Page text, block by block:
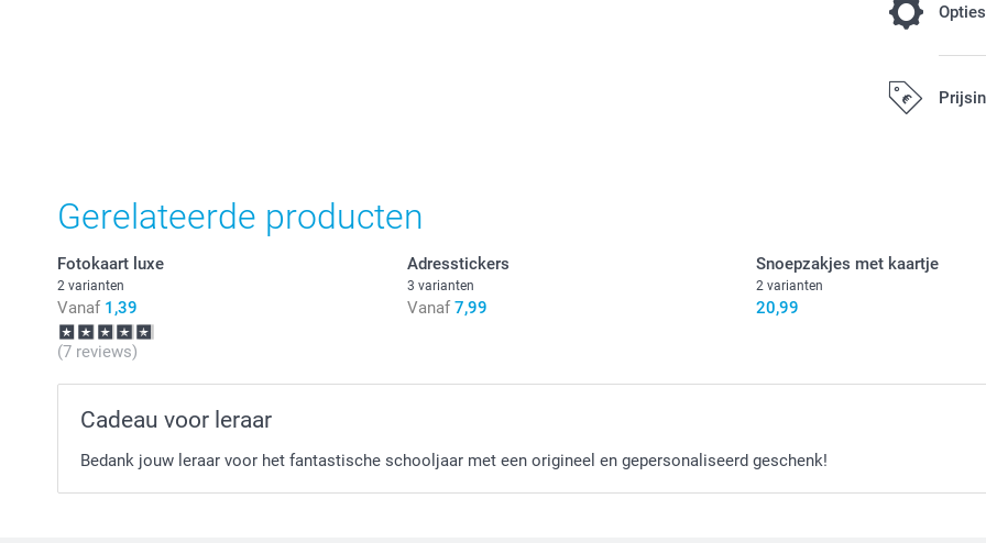
Opties
glanzend
Opties, prijzen
Mat
Gerelateerde producten
Fotokaart luxe
2 varianten
Vanaf 1,39
(7 reviews)
Adresstickers
3 varianten
Vanaf 7,99
Snoepzakjes met kaartje
2 varianten
20,99
Cadeau voor leraar
Bedank jouw leraar voor het fantastische schooljaar met een origineel en gepersonaliseerd geschenk!